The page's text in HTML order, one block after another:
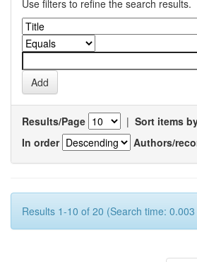
Use filters to refine the search results.
Results/Page | Sort items
In order
Authors/
Results 1-10 of 20 (Search time: